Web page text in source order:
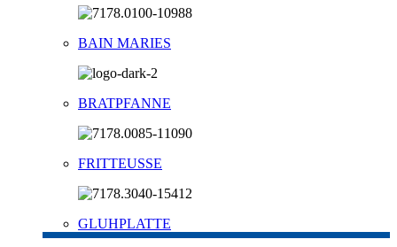
BAIN MARIES
BRATPFANNE
FRITTEUSSE
GLUHPLATTE